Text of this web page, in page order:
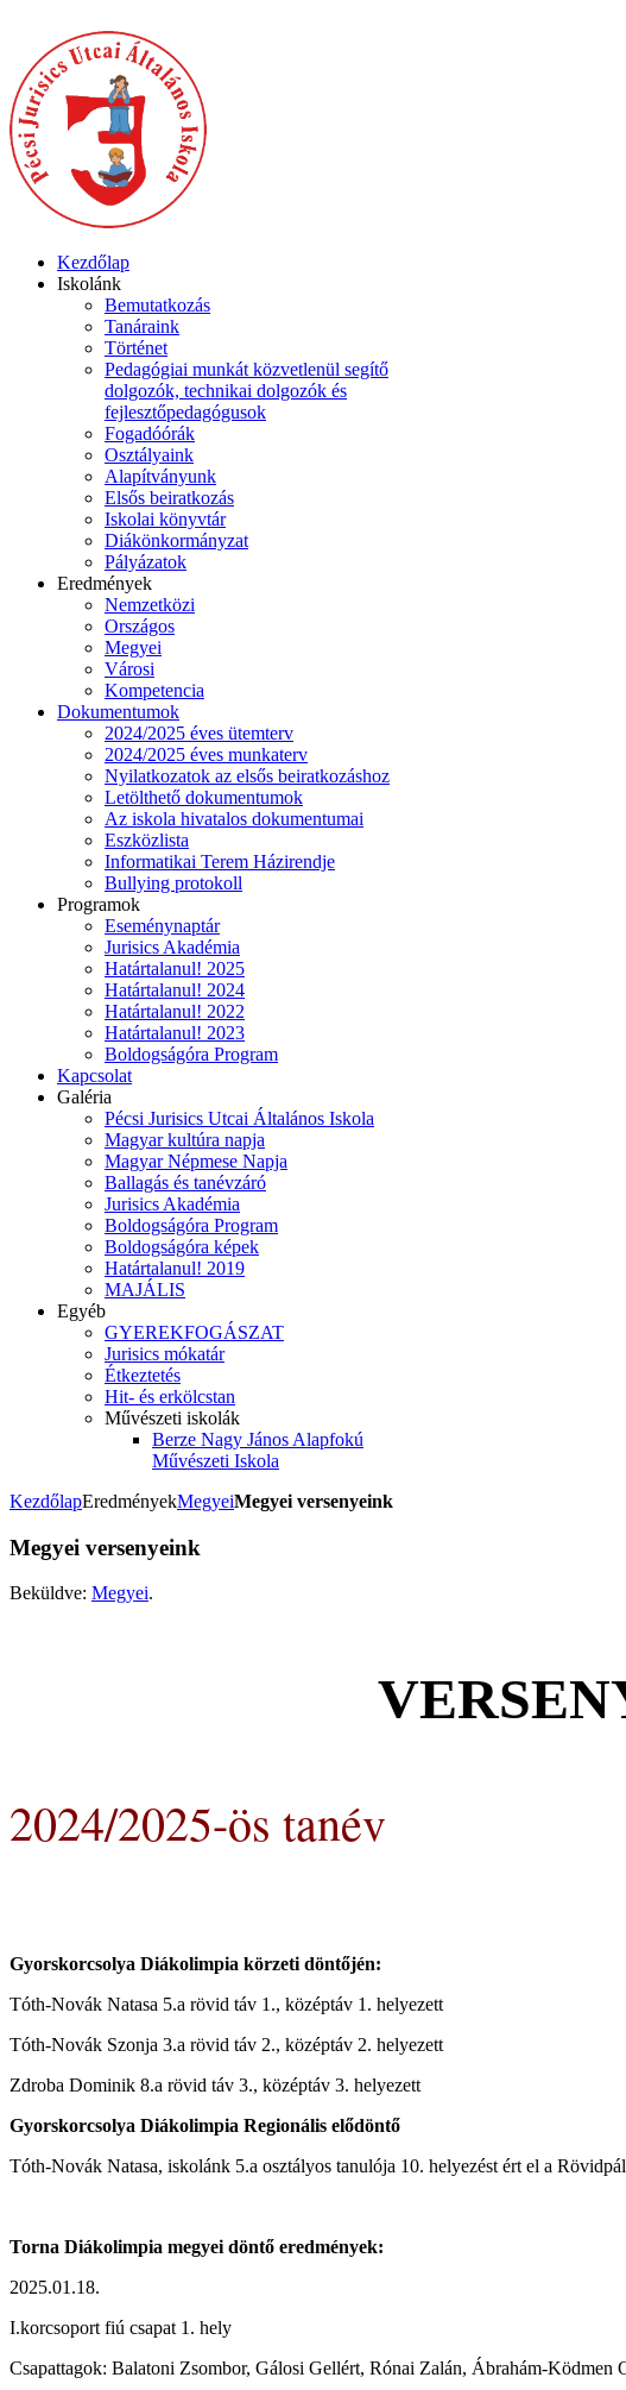
Kezdőlap
Iskolánk
Bemutatkozás
Tanáraink
Történet
Pedagógiai munkát közvetlenül segítő
dolgozók, technikai dolgozók és
fejlesztőpedagógusok
Fogadóórák
Osztályaink
Alapítványunk
Elsős beiratkozás
Iskolai könyvtár
Diákönkormányzat
Pályázatok
Eredmények
Nemzetközi
Országos
Megyei
Városi
Kompetencia
Dokumentumok
2024/2025 éves ütemterv
2024/2025 éves munkaterv
Nyilatkozatok az elsős beiratkozáshoz
Letölthető dokumentumok
Az iskola hivatalos dokumentumai
Eszközlista
Informatikai Terem Házirendje
Bullying protokoll
Programok
Eseménynaptár
Jurisics Akadémia
Határtalanul! 2025
Határtalanul! 2024
Határtalanul! 2022
Határtalanul! 2023
Boldogságóra Program
Kapcsolat
Galéria
Pécsi Jurisics Utcai Általános Iskola
Magyar kultúra napja
Magyar Népmese Napja
Ballagás és tanévzáró
Jurisics Akadémia
Boldogságóra Program
Boldogságóra képek
Határtalanul! 2019
MAJÁLIS
Egyéb
GYEREKFOGÁSZAT
Jurisics mókatár
Étkeztetés
Hit- és erkölcstan
Művészeti iskolák
Berze Nagy János Alapfokú
Művészeti Iskola
KezdőlapEredményekMegyeiMegyei versenyeink
Megyei versenyeink
Beküldve: Megyei.
2024/2025-ös tanév
Gyorskorcsolya Diákolimpia körzeti döntőjén:
Tóth-Novák Natasa 5.a rövid táv 1., középtáv 1. helyezett
Tóth-Novák Szonja 3.a rövid táv 2., középtáv 2. helyezett
Zdroba Dominik 8.a rövid táv 3., középtáv 3. helyezett
Gyorskorcsolya Diákolimpia Regionális elődöntő
Tóth-Novák Natasa, iskolánk 5.a osztályos tanulója 10. helyezést ért el a
Torna Diákolimpia megyei döntő eredmények:
2025.01.18.
I.korcsoport fiú csapat 1. hely
Csapattagok: Balatoni Zsombor, Gálosi Gellért, Rónai Zalán, Ábrahám-